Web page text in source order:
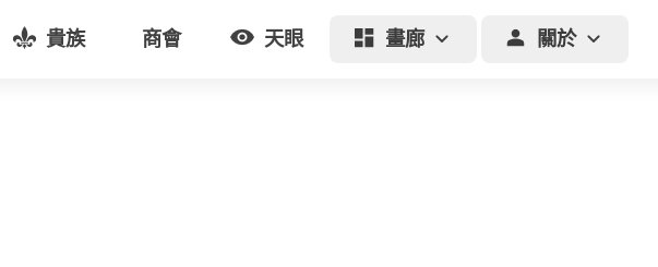
貴族 商會 天眼 畫廊 關於